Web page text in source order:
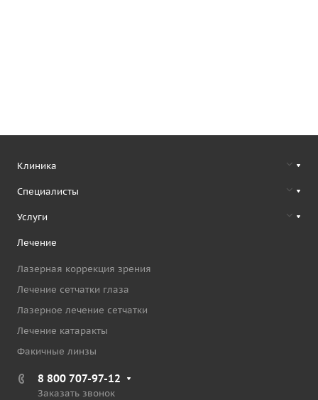
Клиника
Специалисты
Услуги
Лечение
Лазерная коррекция зрения
Лечение сетчатки глаза
Лазерное лечение сетчатки
Лечение катаракты
Факичные линзы
8 800 707-97-12
Заказать звонок